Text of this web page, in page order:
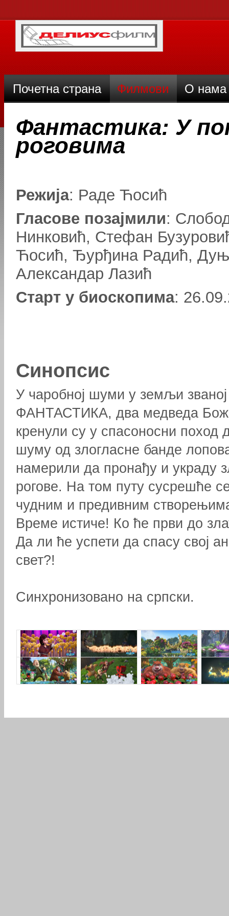
Почетна страна Филмови О нама
Фантастика: У
роговима
Режија: Раде Ћосић
Гласове позајмили:
Нинковић, Стефан
Ћосић, Ђурђина Радић,
Александар Лазић
Старт у биоскопима:
Синопсис
У чаробној шуми у земљи званој
ФАНТАСТИКА, два медведа
кренули су у спасоносни поход
шуму од злогласне банде
намерили да пронађу и украду
рогове. На том путу сусрешће
чудним и предивним
Време истиче! Ко ће први до
Да ли ће успети да спасу свој
свет?!
Синхронизовано на српски.